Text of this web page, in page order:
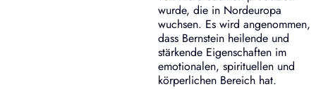
wurde, die in Nordeuropa
wuchsen. Es wird angenommen,
dass Bernstein heilende und
stärkende Eigenschaften im
emotionalen, spirituellen und
körperlichen Bereich hat.